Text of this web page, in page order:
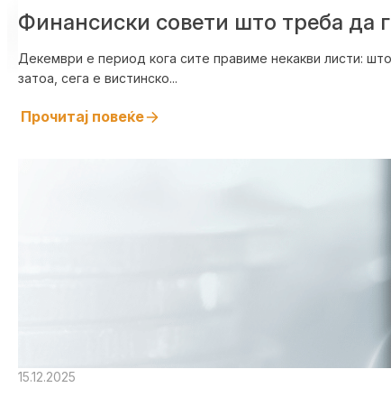
Финансиски совети што треба да
Декември е период кога сите правиме некакви листи:
затоа, сега е вистинско...
Прочитај повеќе
15.12.2025